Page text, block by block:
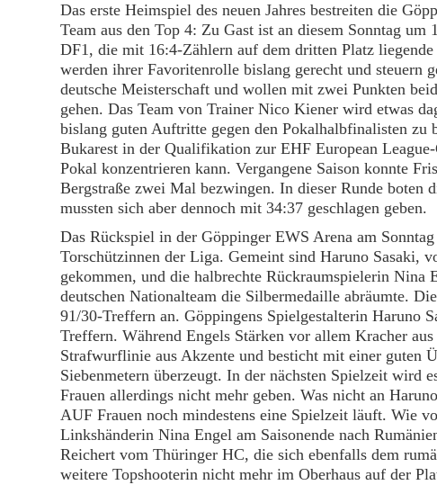
Das erste Heimspiel des neuen Jahres bestreiten die
Team aus den Top 4: Zu Gast ist an diesem Sonntag
DF1, die mit 16:4-Zählern auf dem dritten Platz
werden ihrer Favoritenrolle bislang gerecht und steuern
deutsche Meisterschaft und wollen mit zwei Punkten
gehen. Das Team von Trainer Nico Kiener wird etwas
bislang guten Auftritte gegen den Pokalhalbfinalisten zu
Bukarest in der Qualifikation zur EHF European
Pokal konzentrieren kann. Vergangene Saison konnte
Bergstraße zwei Mal bezwingen. In dieser Runde boten
mussten sich aber dennoch mit 34:37 geschlagen geben.
Das Rückspiel in der Göppinger EWS Arena am
Torschützinnen der Liga. Gemeint sind Haruno Sasaki,
gekommen, und die halbrechte Rückraumspielerin Nina
deutschen Nationalteam die Silbermedaille abräumte.
91/30-Treffern an. Göppingens Spielgestalterin Haruno
Treffern. Während Engels Stärken vor allem Kracher
Strafwurflinie aus Akzente und besticht mit einer guten
Siebenmetern überzeugt. In der nächsten Spielzeit wird
Frauen allerdings nicht mehr geben. Was nicht an
AUF Frauen noch mindestens eine Spielzeit läuft. Wie
Linkshänderin Nina Engel am Saisonende nach
Reichert vom Thüringer HC, die sich ebenfalls dem
weitere Topshooterin nicht mehr im Oberhaus auf der